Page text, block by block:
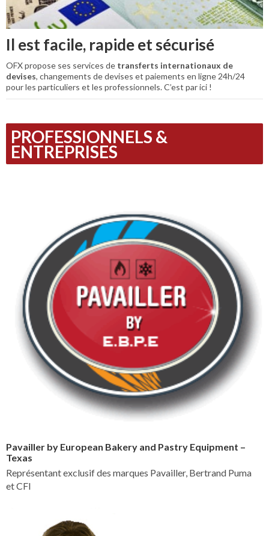
Il est facile, rapide et sécurisé
OFX propose ses services de transferts internationaux de
devises, changements de devises et paiements en ligne 24h/24
pour les particuliers et les professionnels. C’est par ici !
PROFESSIONNELS &
ENTREPRISES
Pavailler by European Bakery and Pastry Equipment –
Texas
Représentant exclusif des marques Pavailler, Bertrand Puma
et CFI